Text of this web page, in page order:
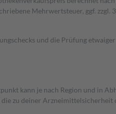
Mehrwertsteuer, ggf. zzgl.
und die Prüfung
kann je nach Region und in
zu deiner